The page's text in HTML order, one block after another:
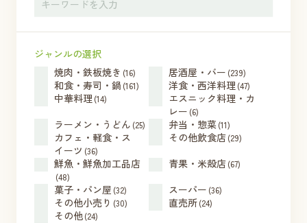
ジャンルの選択
焼肉・鉄板焼き (16) 居酒屋・バー (239)
和食・寿司・鍋 (161) 洋食・西洋料理 (47)
中華料理 (14)
エスニック料理・カ
レー (6)
ラーメン・うどん (25) 弁当・惣菜(11)
カフェ・軽食・ス
イーツ (36)
その他飲食店(29)
鮮魚・鮮魚加工品店
(48)
青果・米殻店(67)
菓子・パン屋 (32) スーパー (36)
その他小売り (30) 直売所(24)
その他(24)